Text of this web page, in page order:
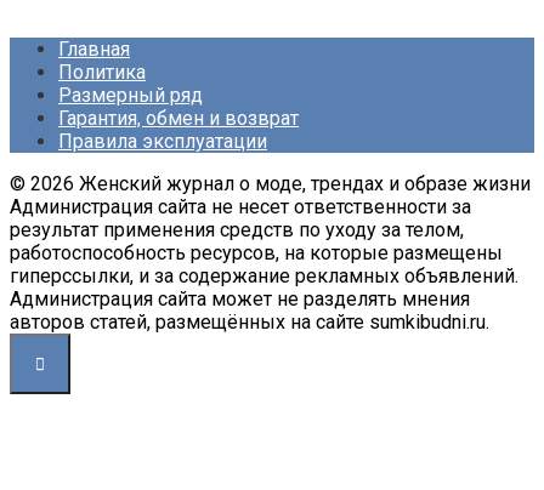
Главная
Политика
Размерный ряд
Гарантия, обмен и возврат
Правила эксплуатации
© 2026 Женский журнал о моде, трендах и образе жизни
Администрация сайта не несет ответственности за
результат применения средств по уходу за телом,
работоспособность ресурсов, на которые размещены
гиперссылки, и за содержание рекламных объявлений.
Администрация сайта может не разделять мнения
авторов статей, размещённых на сайте sumkibudni.ru.